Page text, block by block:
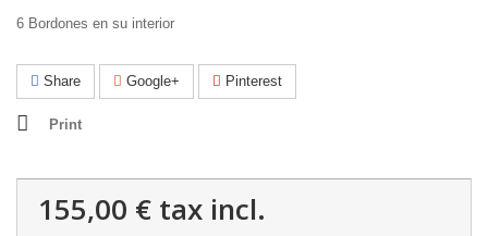
6 Bordones en su interior
Share Google+ Pinterest
Print
155,00 € tax incl.